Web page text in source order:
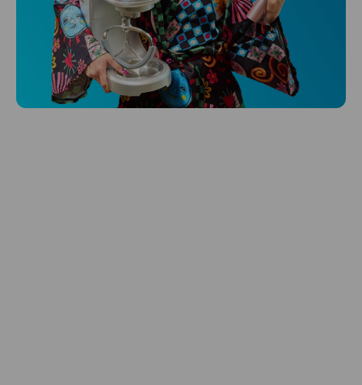
Niceboy ONE Ultra
Hlídá ti zdraví, spánek i pohyb a ještě k
tomu platí.